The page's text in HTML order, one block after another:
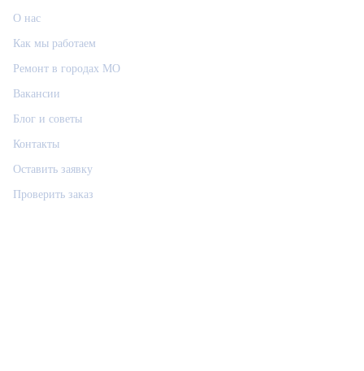
О нас
Как мы работаем
Ремонт в городах МО
Вакансии
Блог и советы
Контакты
Оставить заявку
Проверить заказ